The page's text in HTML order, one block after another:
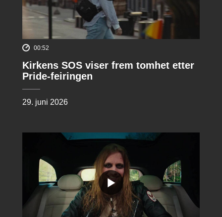
00:52
Kirkens SOS viser frem tomhet etter
Pride-feiringen
29. juni 2026